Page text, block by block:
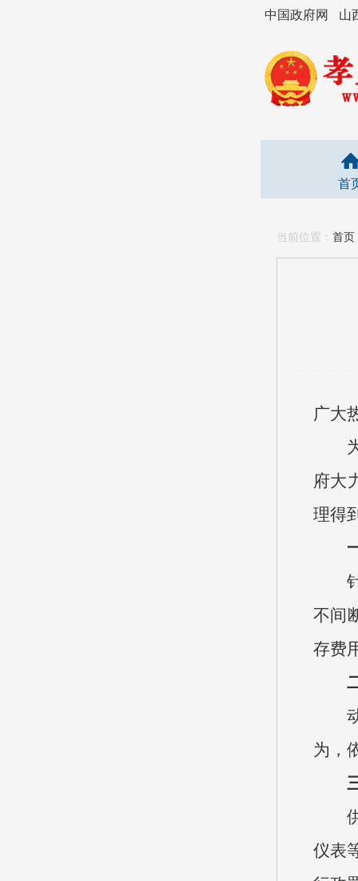
中国政府网 山
首
当前位置： 首页
广大
府大
理得
不间
存费
为，
仪表